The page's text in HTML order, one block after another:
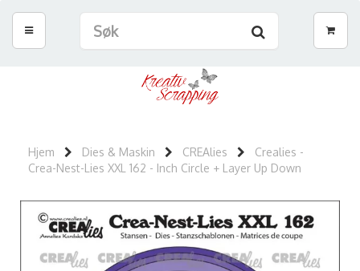
Hjem Dies & Maskin CREAlies
Crealies -
Crea-Nest-Lies XXL 162 - Inch Circle + Layer Up Down